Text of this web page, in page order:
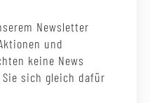
Newsletter
und
keine News
Sie sich gleich dafür